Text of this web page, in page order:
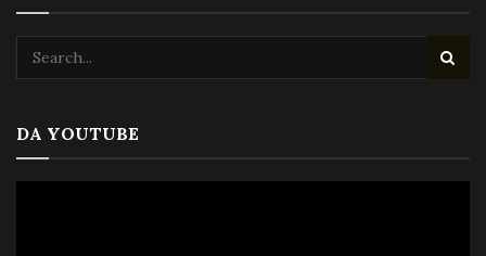
DA YOUTUBE